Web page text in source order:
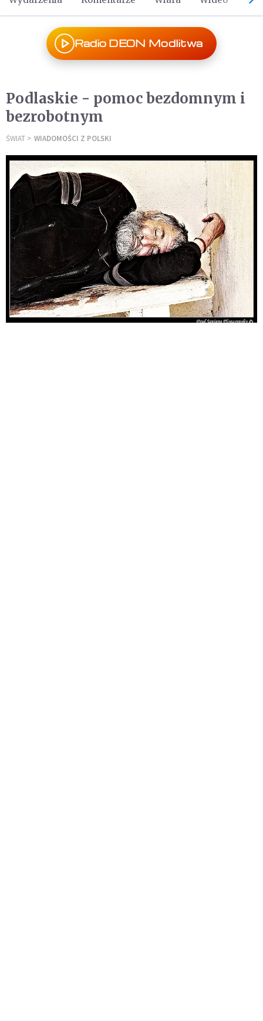
Radio DEON Modlitwa
Podlaskie - pomoc bezdomnym i
bezrobotnym
ŚWIAT WIADOMOŚCI Z POLSKI